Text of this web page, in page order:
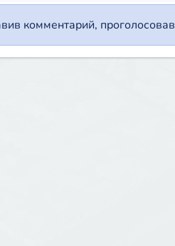
комментарий, проголосовав